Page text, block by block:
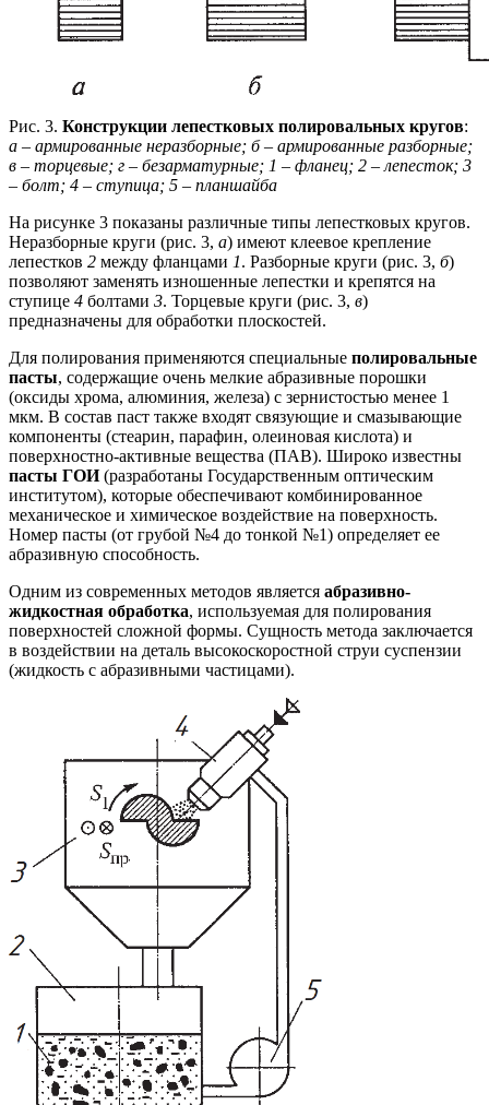
Рис. 3. Конструкции лепестковых полировальных кругов:
а – армированные неразборные; б – армированные разборные;
в – торцевые; г – безарматурные; 1 – фланец; 2 – лепесток; 3
– болт; 4 – ступица; 5 – планшайба
На рисунке 3 показаны различные типы лепестковых кругов.
Неразборные круги (рис. 3, а) имеют клеевое крепление
лепестков 2 между фланцами 1. Разборные круги (рис. 3, б)
позволяют заменять изношенные лепестки и крепятся на
ступице 4 болтами 3. Торцевые круги (рис. 3, в)
предназначены для обработки плоскостей.
Для полирования применяются специальные полировальные
пасты, содержащие очень мелкие абразивные порошки
(оксиды хрома, алюминия, железа) с зернистостью менее 1
мкм. В состав паст также входят связующие и смазывающие
компоненты (стеарин, парафин, олеиновая кислота) и
поверхностно-активные вещества (ПАВ). Широко известны
пасты ГОИ(разработаны Государственным оптическим
институтом), которые обеспечивают комбинированное
механическое и химическое воздействие на поверхность.
Номер пасты (от грубой №4 до тонкой №1) определяет ее
абразивную способность.
Одним из современных методов является абразивно-
жидкостная обработка, используемая для полирования
поверхностей сложной формы. Сущность метода заключается
в воздействии на деталь высокоскоростной струи суспензии
(жидкость с абразивными частицами).